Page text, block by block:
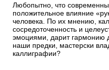
Любопытно, что
положительное влияние
человека. По их мнению,
сосредоточенность и
эмоциями, дарит гармонию
наши предки, мастерски
каллиграфии?